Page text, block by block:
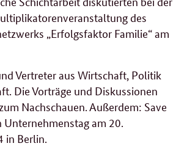
des
„Erfolgsfaktor Familie“ am
Vertreter aus Wirtschaft, Politik
Die Vorträge und Diskussionen
Nachschauen. Außerdem: Save
am 20.
in Berlin.